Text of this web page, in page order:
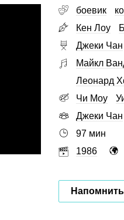
боевик
Кен Лоу
Джеки Чан
Майкл
Леонард
Чи Моу
Джеки Чан
97 мин
1986